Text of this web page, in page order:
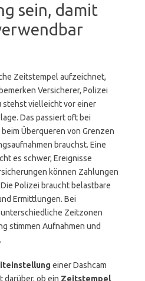
sein, damit
Zeitstempel aufzeichnet,
Versicherer, Polizei
stehst vielleicht vor einer
Das passiert oft bei
Überqueren von Grenzen
brauchst. Eine
es schwer, Ereignisse
können Zahlungen
Polizei braucht belastbare
Ermittlungen. Bei
Zeitzonen
stimmen Aufnahmen und
einer Dashcam
darüber, ob ein Zeitstempel